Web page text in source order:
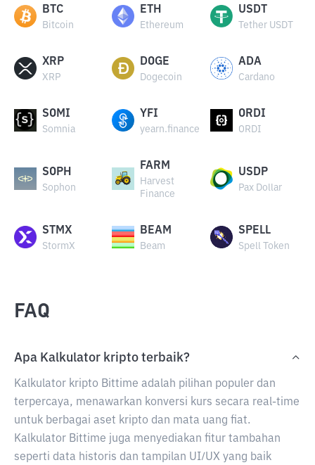
BTC
Bitcoin
ETH
Ethereum
USDT
Tether USDT
XRP
XRP
DOGE
Dogecoin
ADA
Cardano
SOMI
Somnia
YFI
yearn.finance
ORDI
ORDI
SOPH
Sophon
FARM
Harvest
Finance
USDP
Pax Dollar
STMX
StormX
BEAM
Beam
SPELL
Spell Token
FAQ
Apa Kalkulator kripto terbaik?
Kalkulator kripto Bittime adalah pilihan populer dan
terpercaya, menawarkan konversi kurs secara real-time
untuk berbagai aset kripto dan mata uang fiat.
Kalkulator Bittime juga menyediakan fitur tambahan
seperti data historis dan tampilan UI/UX yang baik